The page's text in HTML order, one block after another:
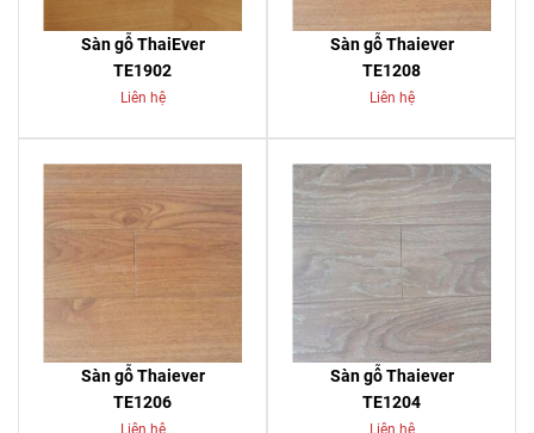
Sàn gỗ ThaiEver
TE1902
Liên hệ
Sàn gỗ Thaiever
TE1208
Liên hệ
Sàn gỗ Thaiever
TE1206
Liên hệ
Sàn gỗ Thaiever
TE1204
Liên hệ